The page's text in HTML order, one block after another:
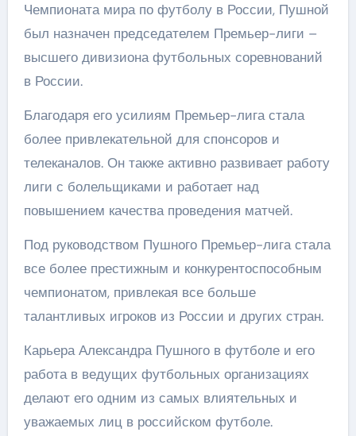
Чемпионата мира по футболу в России, Пушной
был назначен председателем Премьер-лиги –
высшего дивизиона футбольных соревнований
в России.
Благодаря его усилиям Премьер-лига стала
более привлекательной для спонсоров и
телеканалов. Он также активно развивает работу
лиги с болельщиками и работает над
повышением качества проведения матчей.
Под руководством Пушного Премьер-лига стала
все более престижным и конкурентоспособным
чемпионатом, привлекая все больше
талантливых игроков из России и других стран.
Карьера Александра Пушного в футболе и его
работа в ведущих футбольных организациях
делают его одним из самых влиятельных и
уважаемых лиц в российском футболе.